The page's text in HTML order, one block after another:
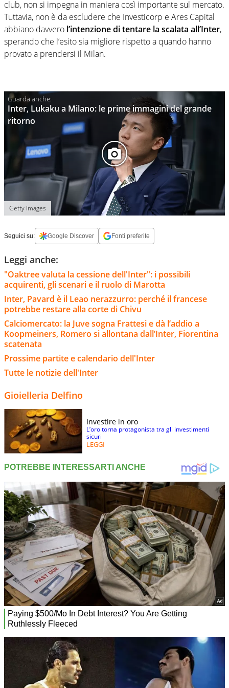
club, non si impegna in maniera così importante sul mercato.
Tuttavia, non è da escludere che Investicorp e Ares Capital
abbiano davvero l’intenzione di tentare la scalata all’Inter,
sperando che l’esito sia migliore rispetto a quando hanno
provato a prendersi il Milan.
Inter, Lukaku a Milano: le prime immagini del grande
ritorno
Getty Images
Seguici su: Google Discover Fonti preferite
Leggi anche:
"Oaktree valuta la cessione dell'Inter": i possibili
acquirenti, gli scenari e il ruolo di Marotta
Inter, Pavard è il Leao nerazzurro: perché il francese
potrebbe restare alla corte di Chivu
Calciomercato: la Juve sogna Frattesi e dà l’addio a
Koopmeiners, Romero si allontana dall’Inter, Fiorentina
scatenata
Prossime partite e calendario dell'Inter
Tutte le notizie dell'Inter
Gioielleria Delfino
Investire in oro
L’oro torna protagonista tra gli investimenti
sicuri
LEGGI